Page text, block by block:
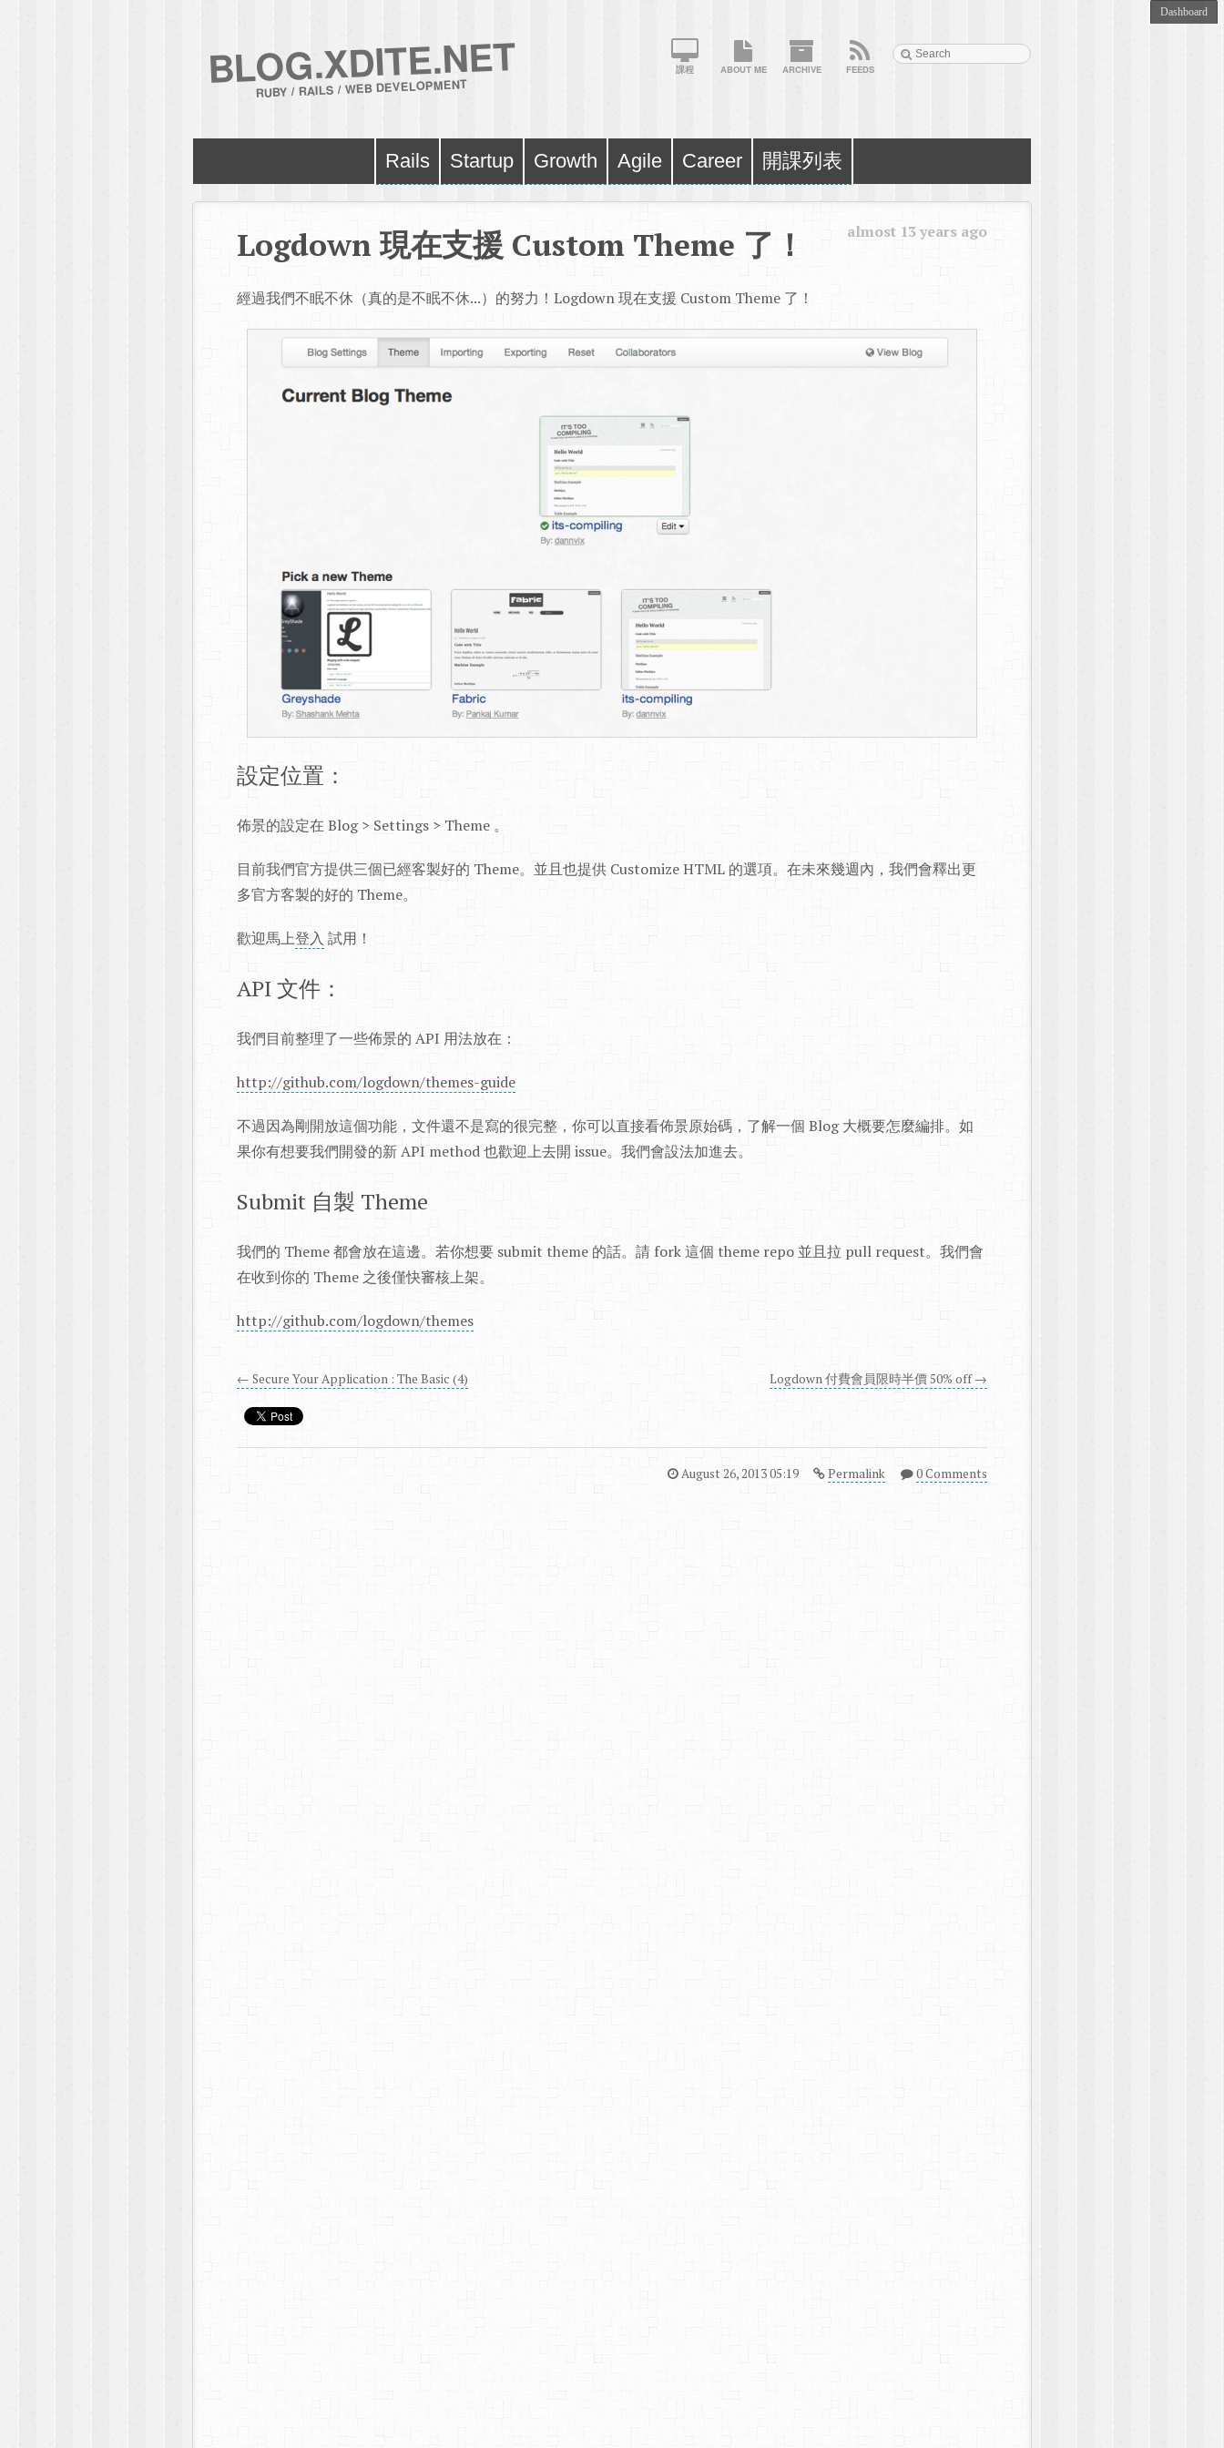
BLOG.XDITE.NET
RUBY / RAILS / WEB DEVELOPMENT
課程 ABOUT ME ARCHIVE FEEDS
Rails Startup Growth Agile Career 開課列表
almost 13 years ago
Logdown 現在支援 Custom Theme 了！
經過我們不眠不休（真的是不眠不休...）的努力！Logdown 現在支援 Custom Theme 了！
設定位置：
佈景的設定在 Blog > Settings > Theme 。
目前我們官方提供三個已經客製好的 Theme。並且也提供 Customize HTML 的選項。在未來幾週內，我們會釋出更
多官方客製的好的 Theme。
歡迎馬上登入 試用！
API 文件：
我們目前整理了一些佈景的 API 用法放在：
http://github.com/logdown/themes-guide
不過因為剛開放這個功能，文件還不是寫的很完整，你可以直接看佈景原始碼，了解一個 Blog 大概要怎麼編排。如
果你有想要我們開發的新 API method 也歡迎上去開 issue。我們會設法加進去。
Submit 自製 Theme
我們的 Theme 都會放在這邊。若你想要 submit theme 的話。請 fork 這個 theme repo 並且拉 pull request。我們會
在收到你的 Theme 之後僅快審核上架。
http://github.com/logdown/themes
← Secure Your Application : The Basic (4) Logdown 付費會員限時半價 50% off →
August 26, 2013 05:19 Permalink 0 Comments